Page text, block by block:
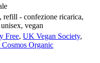
refill - confezione ricarica,
vegan
Free, UK Vegan Society,
Organic